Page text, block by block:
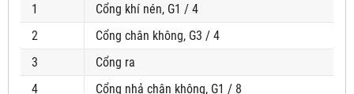
1
Cổng khí nén, G1 / 4
2
Cổng chân không, G3 / 4
3
Cổng ra
4
Cổng nhả chân không, G1 / 8